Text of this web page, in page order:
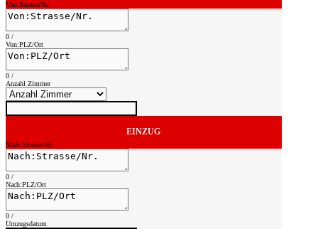
Von:Strasse/Nr.
0 /
Von:PLZ/Ort
0 /
Anzahl Zimmer
EINZUG
Nach:Strasse/Nr.
0 /
Nach:PLZ/Ort
0 /
Umzugsdatum